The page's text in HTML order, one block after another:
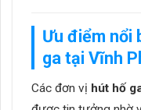
Ưu điểm nổi
ga tại Vĩnh
Các đơn vị hút hố